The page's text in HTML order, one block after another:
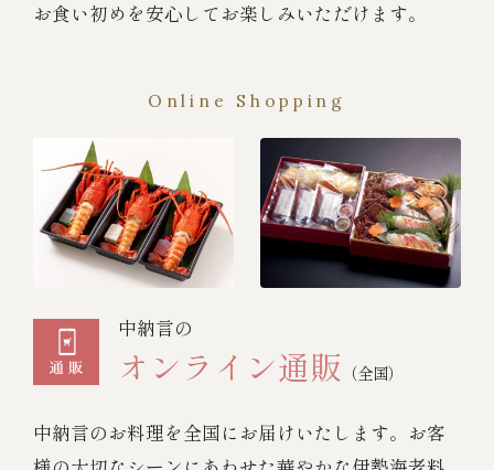
お食い初めを安心してお楽しみいただけます。
Online Shopping
中納言の
オンライン通販 （全国）
中納言のお料理を全国にお届けいたします。お客